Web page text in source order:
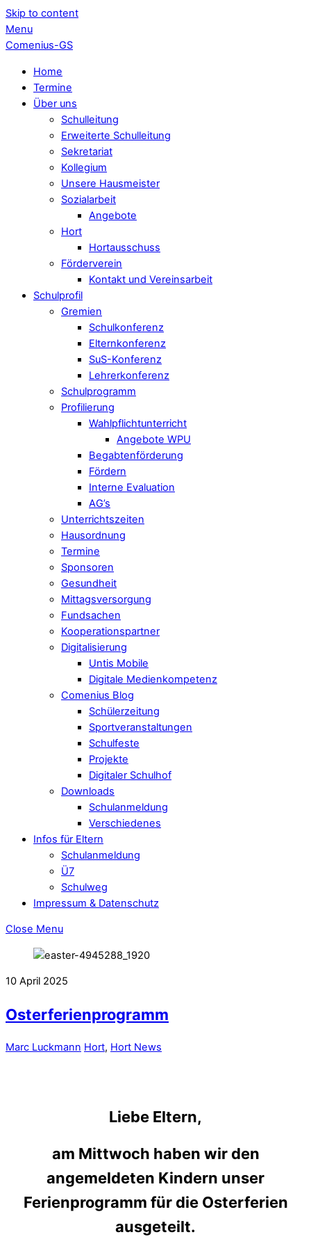
Skip to content
Menu
Comenius-GS
Home
Termine
Über uns
Schulleitung
Erweiterte Schulleitung
Sekretariat
Kollegium
Unsere Hausmeister
Sozialarbeit
Angebote
Hort
Hortausschuss
Förderverein
Kontakt und Vereinsarbeit
Schulprofil
Gremien
Schulkonferenz
Elternkonferenz
SuS-Konferenz
Lehrerkonferenz
Schulprogramm
Profilierung
Wahlpflichtunterricht
Angebote WPU
Begabtenförderung
Fördern
Interne Evaluation
AG’s
Unterrichtszeiten
Hausordnung
Termine
Sponsoren
Gesundheit
Mittagsversorgung
Fundsachen
Kooperationspartner
Digitalisierung
Untis Mobile
Digitale Medienkompetenz
Comenius Blog
Schülerzeitung
Sportveranstaltungen
Schulfeste
Projekte
Digitaler Schulhof
Downloads
Schulanmeldung
Verschiedenes
Infos für Eltern
Schulanmeldung
Ü7
Schulweg
Impressum & Datenschutz
Close Menu
10 April 2025
Osterferienprogramm
Marc Luckmann Hort, Hort News
Liebe Eltern,
am Mittwoch haben wir den
angemeldeten Kindern unser
Ferienprogramm für die Osterferien
ausgeteilt.